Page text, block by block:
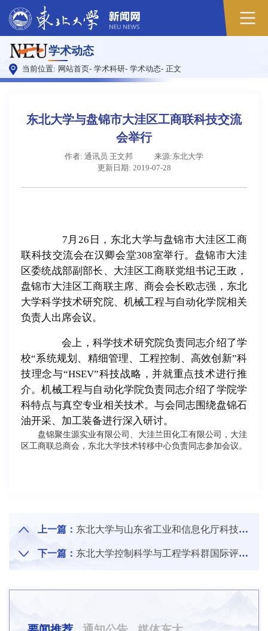
学术动态
当前位置: 网站首页- 学术科研- 学术动态- 正文
东北大学与盘锦市大洼区工商联科技交流
会举行
作者: 通讯员 王文邦
来源:东北大学
更新日期: 2019-07-28
7月26日，东北大学与盘锦市大洼区工商
联科技交流会在汉卿会堂308室举行。盘锦市大洼
区委统战部副部长、大洼区工商联党组书记王政，
盘锦市大洼区工商联主席、商会会长欧志强，东北
大学科学技术研究院、机械工程与自动化学院相关
负责人出席会议。
会上，科学技术研究院负责同志介绍了学
校“系统规划、精细管理、工程控制、高效创新”科
技理念与“HSEV”科技战略，并就重点技术进行推
介。机械工程与自动化学院负责同志介绍了学院学
科特点与真空专业相关技术。与会同志围绕盘锦石
油开采、加工装备进行深入研讨。
盘锦聚生源实业有限公司、大洼兰田化工有限公司，大洼
区工商联总商会，东北大学技术转移中心负责同志参加会议。
上一篇： 东北大学与山东省工业和信息化厅科技交流会举行
下一篇： 东北大学控制科学与工程学科群国际评价研讨会召开